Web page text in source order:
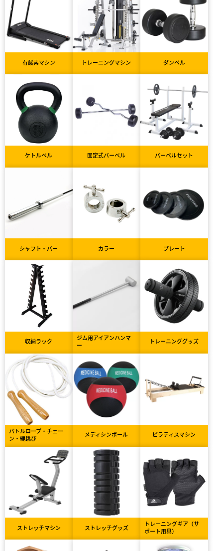
有酸素マシン トレーニングマシン ダンベル
ケトルベル 固定式バーベル バーベルセット
シャフト・バー カラー プレート
収納ラック
ジム用アイアンハンマ
ー
トレーニンググッズ
バトルロープ・チェー
ン・縄跳び
メディシンボール ピラティスマシン
ストレッチマシン ストレッチグッズ
トレーニングギア（サ
ポート用具）